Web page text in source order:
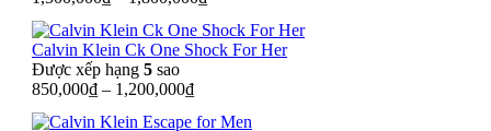
Calvin Klein Ck One Shock For Her
Được xếp hạng 5 sao
850,000₫ – 1,200,000₫